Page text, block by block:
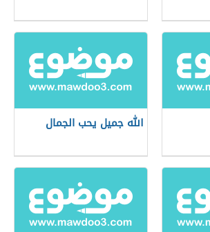
الله جميل يحب الجمال